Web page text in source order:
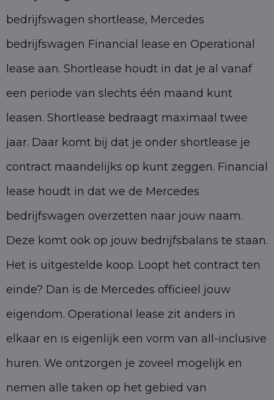
bedrijfswagen shortlease, Mercedes
bedrijfswagen Financial lease en Operational
lease aan. Shortlease houdt in dat je al vanaf
een periode van slechts één maand kunt
leasen. Shortlease bedraagt maximaal twee
jaar. Daar komt bij dat je onder shortlease je
contract maandelijks op kunt zeggen. Financial
lease houdt in dat we de Mercedes
bedrijfswagen overzetten naar jouw naam.
Deze komt ook op jouw bedrijfsbalans te staan.
Het is uitgestelde koop. Loopt het contract ten
einde? Dan is de Mercedes officieel jouw
eigendom. Operational lease zit anders in
elkaar en is eigenlijk een vorm van all-inclusive
huren. We ontzorgen je zoveel mogelijk en
nemen alle taken op het gebied van